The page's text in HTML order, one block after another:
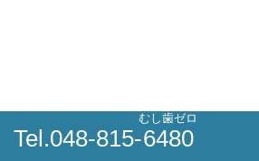
Tel.048-815-6480
むし歯ゼロ